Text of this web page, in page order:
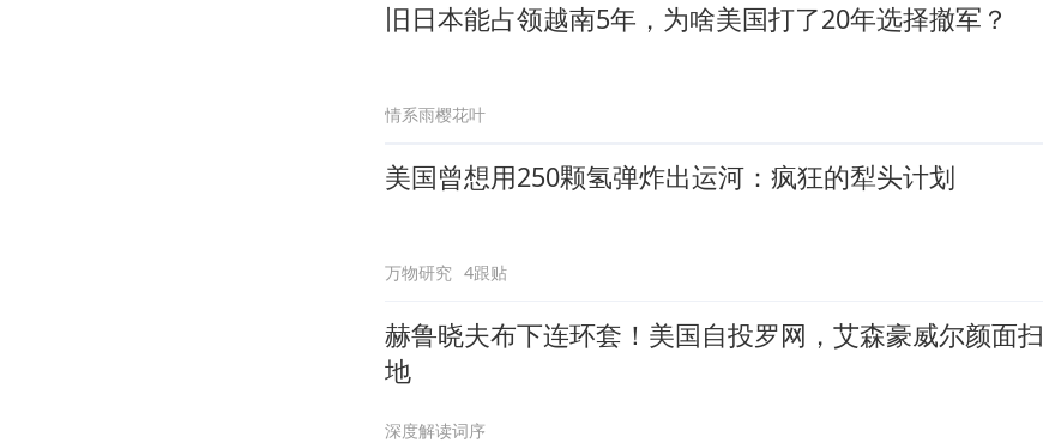
旧日本能占领越南5年，为啥美国打了20年选择撤军？
情系雨樱花叶
美国曾想用250颗氢弹炸出运河：疯狂的犁头计划
万物研究 4跟贴
赫鲁晓夫布下连环套！美国自投罗网，艾森豪威尔颜面扫
地
深度解读词序